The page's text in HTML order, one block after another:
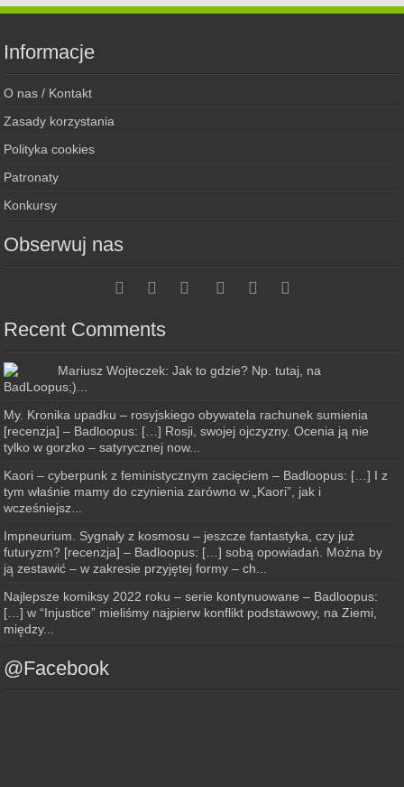
Informacje
O nas / Kontakt
Zasady korzystania
Polityka cookies
Patronaty
Konkursy
Obserwuj nas
Recent Comments
Mariusz Wojteczek: Jak to gdzie? Np. tutaj, na
BadLoopus;)...
My. Kronika upadku – rosyjskiego obywatela rachunek sumienia
[recenzja] – Badloopus: […] Rosji, swojej ojczyzny. Ocenia ją nie
tylko w gorzko – satyrycznej now...
Kaori – cyberpunk z feministycznym zacięciem – Badloopus: […] I z
tym właśnie mamy do czynienia zarówno w „Kaori”, jak i
wcześniejsz...
Impneurium. Sygnały z kosmosu – jeszcze fantastyka, czy już
futuryzm? [recenzja] – Badloopus: […] sobą opowiadań. Można by
ją zestawić – w zakresie przyjętej formy – ch...
Najlepsze komiksy 2022 roku – serie kontynuowane – Badloopus:
[…] w “Injustice” mieliśmy najpierw konflikt podstawowy, na Ziemi,
między...
@Facebook